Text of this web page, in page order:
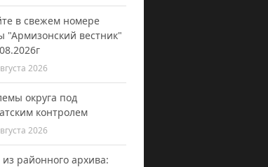
в свежем номере
"Армизонский вестник"
2026
округа под
контролем
2026
из районного архива: